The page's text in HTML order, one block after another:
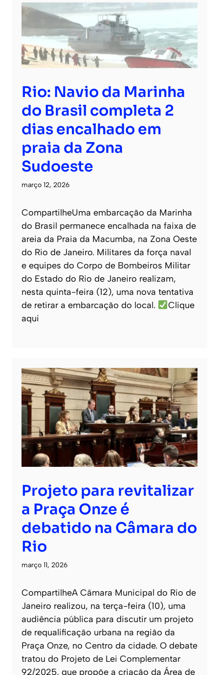
Rio: Navio da Marinha
do Brasil completa 2
dias encalhado em
praia da Zona
Sudoeste
março 12, 2026
CompartilheUma embarcação da Marinha
do Brasil permanece encalhada na faixa de
areia da Praia da Macumba, na Zona Oeste
do Rio de Janeiro. Militares da força naval
e equipes do Corpo de Bombeiros Militar
do Estado do Rio de Janeiro realizam,
nesta quinta-feira (12), uma nova tentativa
de retirar a embarcação do local.
Clique
aqui
Projeto para revitalizar
a Praça Onze é
debatido na Câmara do
Rio
março 11, 2026
CompartilheA Câmara Municipal do Rio de
Janeiro realizou, na terça-feira (10), uma
audiência pública para discutir um projeto
de requalificação urbana na região da
Praça Onze, no Centro da cidade. O debate
tratou do Projeto de Lei Complementar
92/2025, que propõe a criação da Área de